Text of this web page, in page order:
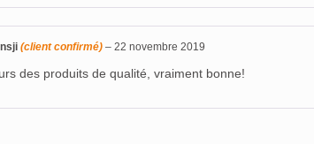
(client confirmé) – 22 novembre 2019
des produits de qualité, vraiment bonne!